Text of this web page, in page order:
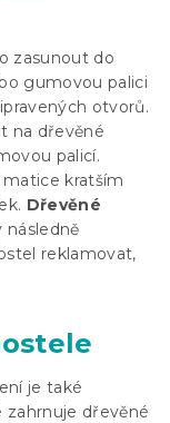
zasunout do
gumovou palici
otvorů.
na dřevěné
palicí.
kratším
Dřevěné
následně
reklamovat,
je také
dřevěné